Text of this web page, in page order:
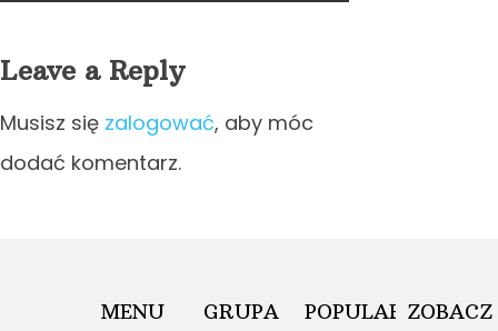
Leave a Reply
Musisz się zalogować, aby móc
dodać komentarz.
MENU
GRUPA
POPULARNEZOBACZ